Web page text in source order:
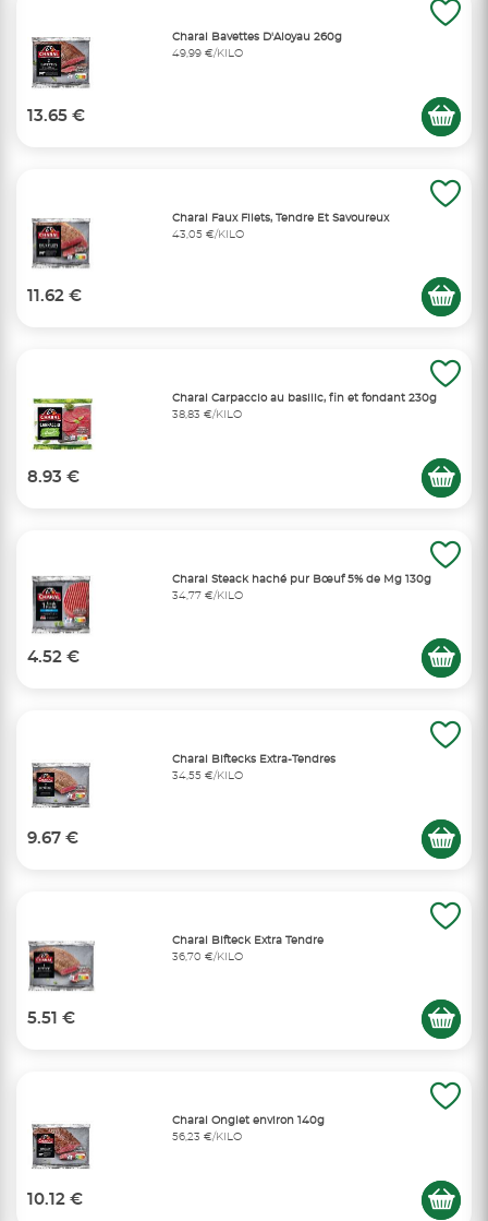
Charal Bavettes D'Aloyau 260g
49,99 €/KILO
13.65 €
Charal Faux Filets, Tendre Et Savoureux
43,05 €/KILO
11.62 €
Charal Carpaccio au basilic, fin et fondant 230g
38,83 €/KILO
8.93 €
Charal Steack haché pur Bœuf 5% de Mg 130g
34,77 €/KILO
4.52 €
Charal Biftecks Extra-Tendres
34,55 €/KILO
9.67 €
Charal Bifteck Extra Tendre
36,70 €/KILO
5.51 €
Charal Onglet environ 140g
56,23 €/KILO
10.12 €